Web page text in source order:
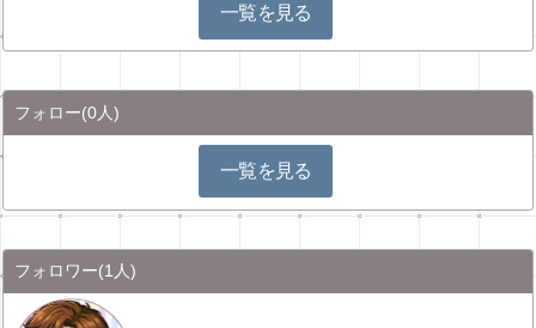
一覧を見る
フォロー(0人)
一覧を見る
フォロワー(1人)